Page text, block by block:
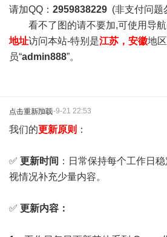
请加QQ： 2959838229 (非支付问题
看不了图的请不要加,可使用导航
地址访问本站-特别是江苏，安徽地
员“admin888”。
点击重新加载2025-9-21 22:53
我们的更新原则 ：
✅ 更新时间 ：日常保持每个工作日
视情况补充少量内容。
✅ 更新内容：